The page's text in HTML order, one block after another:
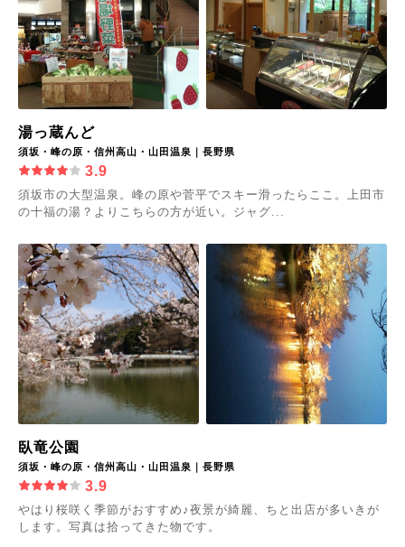
湯っ蔵んど
須坂・峰の原・信州高山・山田温泉｜長野県
3.9
須坂市の大型温泉。峰の原や菅平でスキー滑ったらここ。上田市
の十福の湯？よりこちらの方が近い。ジャグ...
臥竜公園
須坂・峰の原・信州高山・山田温泉｜長野県
3.9
やはり桜咲く季節がおすすめ♪夜景が綺麗、ちと出店が多いきが
します。写真は拾ってきた物です。